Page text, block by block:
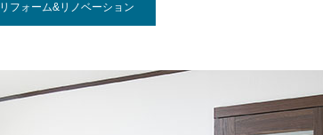
リフォーム&リノベーション